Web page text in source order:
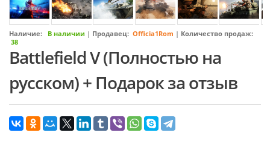
Наличие: В наличии | Продавец: Officia1Rom | Количество продаж:
38
Battlefield V (Полностью на
русском) + Подарок за отзыв